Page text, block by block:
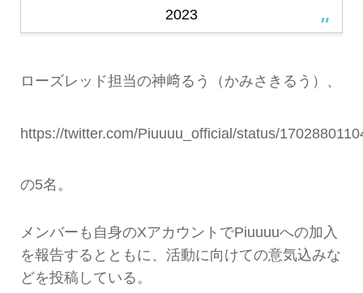
2023
ローズレッド担当の神﨑るう（かみさきるう）、
https://twitter.com/Piuuuu_official/status/
の5名。
メンバーも自身のXアカウントでPiuuuuへの加入
を報告するとともに、活動に向けての意気込みな
どを投稿している。